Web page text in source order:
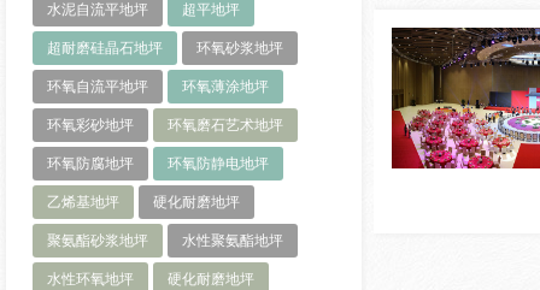
水泥自流平地坪 超平地坪
超耐磨硅晶石地坪 环氧砂浆地坪
环氧自流平地坪 环氧薄涂地坪
环氧彩砂地坪 环氧磨石艺术地坪
环氧防腐地坪 环氧防静电地坪
乙烯基地坪 硬化耐磨地坪
聚氨酯砂浆地坪 水性聚氨酯地坪
水性环氧地坪 硬化耐磨地坪